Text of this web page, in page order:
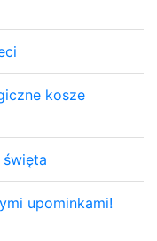
kosze
upominkami!